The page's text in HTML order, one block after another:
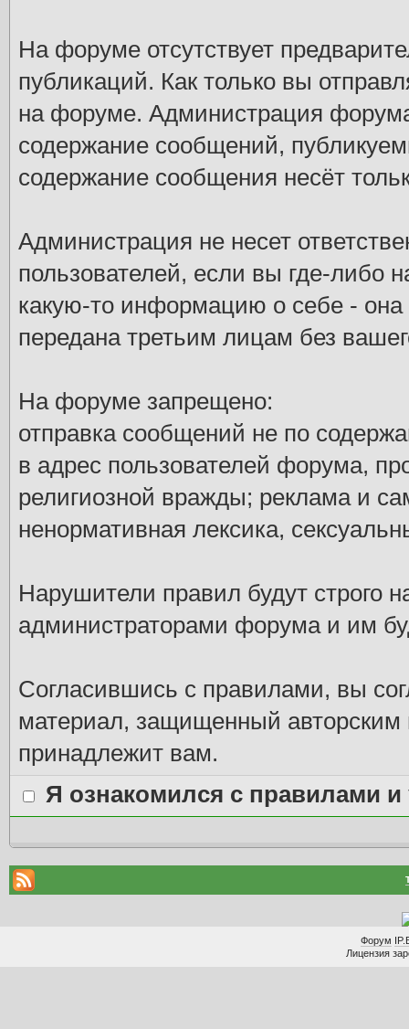
На форуме отсутствует
публикаций. Как только вы
на форуме. Администрация
содержание сообщений,
содержание сообщения несёт
Администрация не несет
пользователей, если вы где-либо
какую-то информацию о себе -
передана третьим лицам без
На форуме запрещено:
отправка сообщений не по
в адрес пользователей форума,
религиозной вражды; реклама и
ненормативная лексика,
Нарушители правил будут строго
администраторами форума и им
Согласившись с правилами, вы
материал, защищенный авторским
принадлежит вам.
Я ознакомился с правилами
Форум
Лицензия